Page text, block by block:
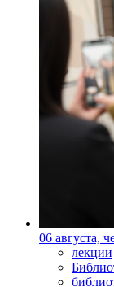
06 августа,
лекции